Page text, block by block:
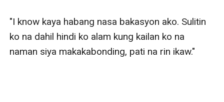
"I know kaya habang nasa bakasyon ako. Sulitin
ko na dahil hindi ko alam kung kailan ko na
naman siya makakabonding, pati na rin ikaw."